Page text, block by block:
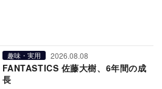
趣味・実用 2026.08.08
FANTASTICS 佐藤大樹、6年間の成
長